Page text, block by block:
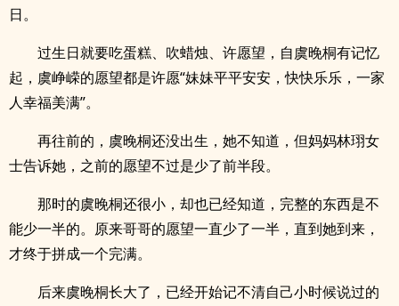
日。
过生日就要吃蛋糕、吹蜡烛、许愿望，自虞晚桐有记忆
起，虞峥嵘的愿望都是许愿“妹妹平平安安，快快乐乐，一家
人幸福美满”。
再往前的，虞晚桐还没出生，她不知道，但妈妈林珝女
士告诉她，之前的愿望不过是少了前半段。
那时的虞晚桐还很小，却也已经知道，完整的东西是不
能少一半的。原来哥哥的愿望一直少了一半，直到她到来，
才终于拼成一个完满。
后来虞晚桐长大了，已经开始记不清自己小时候说过的